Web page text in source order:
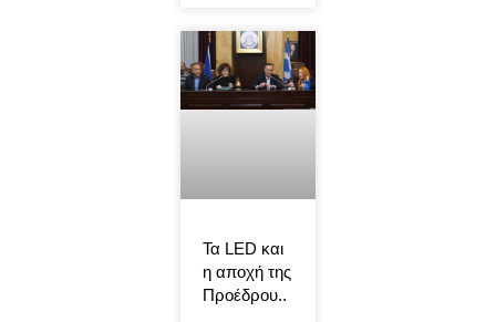
Τα LED και
η αποχή της
Προέδρου..